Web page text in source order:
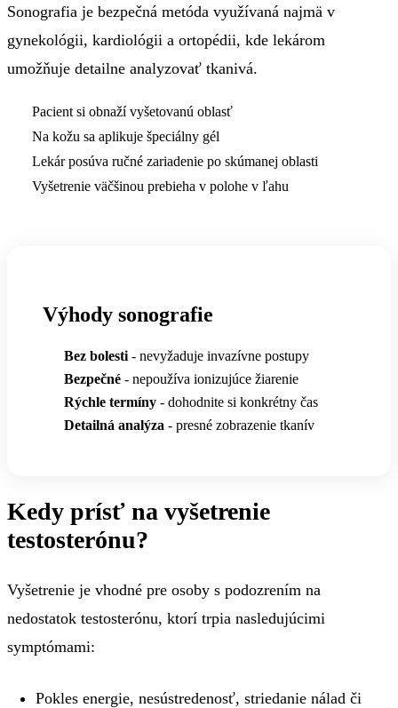
Sonografia je bezpečná metóda využívaná najmä v
gynekológii, kardiológii a ortopédii, kde lekárom
umožňuje detailne analyzovať tkanivá.
Pacient si obnaží vyšetovanú oblasť
Na kožu sa aplikuje špeciálny gél
Lekár posúva ručné zariadenie po skúmanej oblasti
Vyšetrenie väčšinou prebieha v polohe v ľahu
Výhody sonografie
Bez bolesti - nevyžaduje invazívne postupy
Bezpečné - nepoužíva ionizujúce žiarenie
Rýchle termíny - dohodnite si konkrétny čas
Detailná analýza - presné zobrazenie tkanív
Kedy prísť na vyšetrenie
testosterónu?
Vyšetrenie je vhodné pre osoby s podozrením na
nedostatok testosterónu, ktorí trpia nasledujúcimi
symptómami:
Pokles energie, nesústredenosť, striedanie nálad či